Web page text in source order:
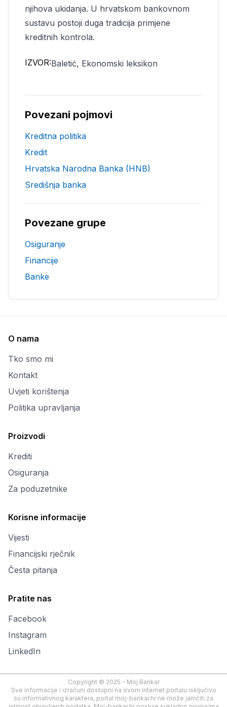
njihova ukidanja. U hrvatskom bankovnom
sustavu postoji duga tradicija primjene
kreditnih kontrola.
IZVOR:Baletić, Ekonomski leksikon
Povezani pojmovi
Kreditna politika
Kredit
Hrvatska Narodna Banka (HNB)
Središnja banka
Povezane grupe
Osiguranje
Financije
Banke
O nama
Tko smo mi
Kontakt
Uvjeti korištenja
Politika upravljanja
Proizvodi
Krediti
Osiguranja
Za poduzetnike
Korisne informacije
Vijesti
Financijski rječnik
Česta pitanja
Pratite nas
Facebook
Instagram
LinkedIn
Copyright © 2025 - Moj Bankar
Sve informacije i izračuni dostupni na ovom internet portalu isključivo
su informativnog karaktera, portal moj-bankar.hr ne može jamčiti za